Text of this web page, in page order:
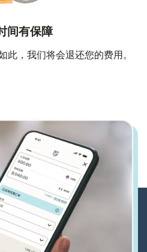
间有保障
此，我们将会退还您的费用。